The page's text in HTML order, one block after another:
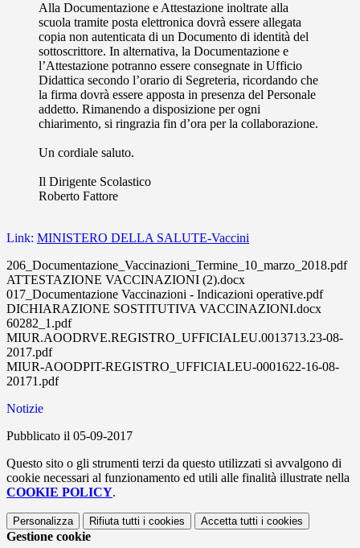
Alla Documentazione e Attestazione inoltrate alla
scuola tramite posta elettronica dovrà essere allegata
copia non autenticata di un Documento di identità del
sottoscrittore. In alternativa, la Documentazione e
l’Attestazione potranno essere consegnate in Ufficio
Didattica secondo l’orario di Segreteria, ricordando che
la firma dovrà essere apposta in presenza del Personale
addetto. Rimanendo a disposizione per ogni
chiarimento, si ringrazia fin d’ora per la collaborazione.
Un cordiale saluto.
Il Dirigente Scolastico
Roberto Fattore
Link: MINISTERO DELLA SALUTE-Vaccini
206_Documentazione_Vaccinazioni_Termine_10_marzo_2018.pdf
ATTESTAZIONE VACCINAZIONI (2).docx
017_Documentazione Vaccinazioni - Indicazioni operative.pdf
DICHIARAZIONE SOSTITUTIVA VACCINAZIONI.docx
60282_1.pdf
MIUR.AOODRVE.REGISTRO_UFFICIALEU.0013713.23-08-
2017.pdf
MIUR-AOODPIT-REGISTRO_UFFICIALEU-0001622-16-08-
20171.pdf
Notizie
Pubblicato il 05-09-2017
Questo sito o gli strumenti terzi da questo utilizzati si avvalgono di
cookie necessari al funzionamento ed utili alle finalità illustrate nella
COOKIE POLICY.
Personalizza Rifiuta tutti i cookies Accetta tutti i cookies
Gestione cookie